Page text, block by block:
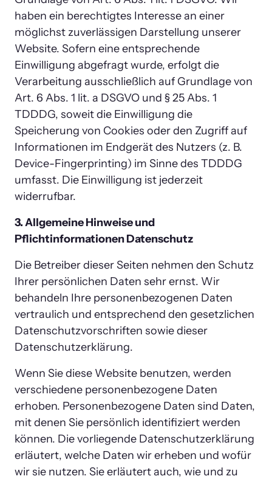
haben ein berechtigtes Interesse an einer
möglichst zuverlässigen Darstellung unserer
Website. Sofern eine entsprechende
Einwilligung abgefragt wurde, erfolgt die
Verarbeitung ausschließlich auf Grundlage von
Art. 6 Abs. 1 lit. a DSGVO und § 25 Abs. 1
TDDDG, soweit die Einwilligung die
Speicherung von Cookies oder den Zugriff auf
Informationen im Endgerät des Nutzers (z. B.
Device-Fingerprinting) im Sinne des TDDDG
umfasst. Die Einwilligung ist jederzeit
widerrufbar.
3. Allgemeine Hinweise und
Pflichtinformationen Datenschutz
Die Betreiber dieser Seiten nehmen den Schutz
Ihrer persönlichen Daten sehr ernst. Wir
behandeln Ihre personenbezogenen Daten
vertraulich und entsprechend den gesetzlichen
Datenschutzvorschriften sowie dieser
Datenschutzerklärung.
Wenn Sie diese Website benutzen, werden
verschiedene personenbezogene Daten
erhoben. Personenbezogene Daten sind Daten,
mit denen Sie persönlich identifiziert werden
können. Die vorliegende Datenschutzerklärung
erläutert, welche Daten wir erheben und wofür
wir sie nutzen. Sie erläutert auch, wie und zu